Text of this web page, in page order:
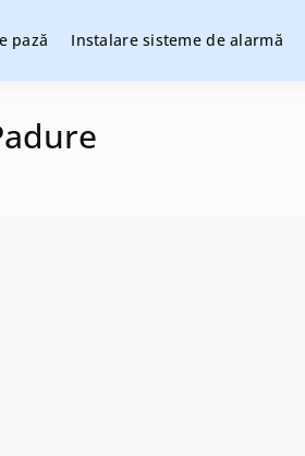
de securitate
pază Instalare sisteme de alarmă